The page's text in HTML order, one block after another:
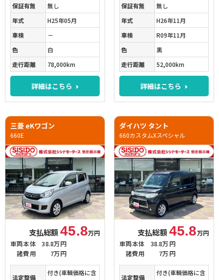
保証有無
無し
年式
H25年05月
車検
－
色
白
走行距離
78,000km
詳細はこちら
保証有無
無し
年式
H26年11月
車検
R09年11月
色
黒
走行距離
52,000km
詳細はこちら
三菱 eKワゴン
660E
支払総額45.8万円
車両本体
38.8万円
諸費用
7万円
法定整備
付き(車輌価格に含
ダイハツ タント
660カスタムXスペシャル
支払総額45.8万円
車両本体
38.8万円
諸費用
7万円
法定整備
付き(車輌価格に含